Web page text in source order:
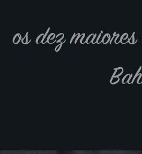
os dez